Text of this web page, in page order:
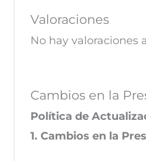
Valoraciones
No hay valoraciones
Cambios en la
Política de
1. Cambios en la